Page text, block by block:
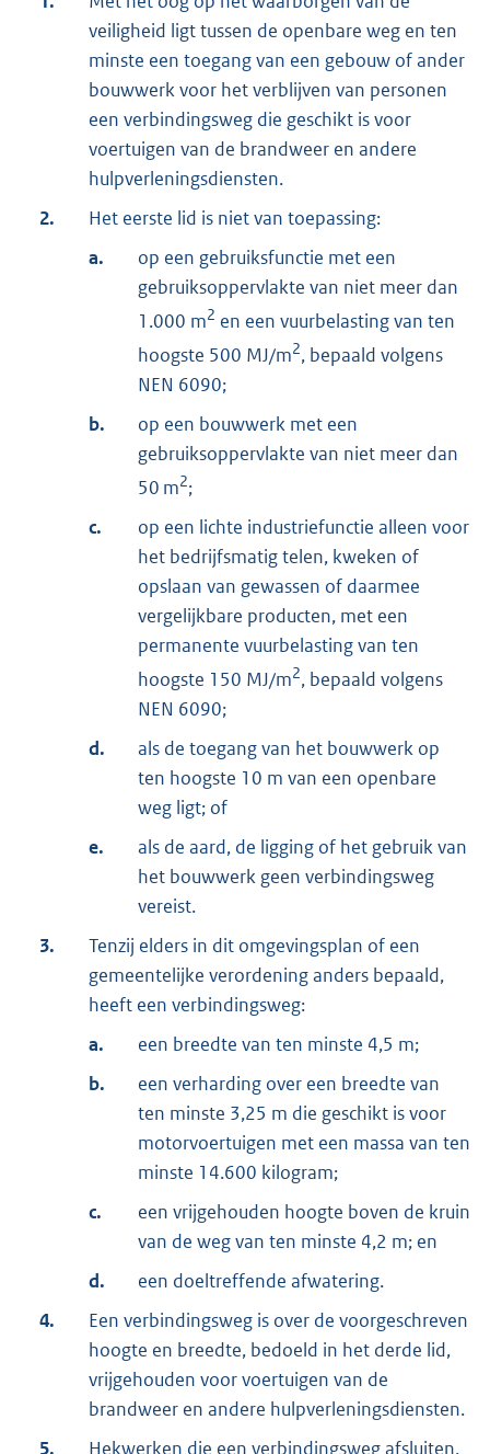
veiligheid ligt tussen de openbare weg en ten
minste een toegang van een gebouw of ander
bouwwerk voor het verblijven van personen
een verbindingsweg die geschikt is voor
voertuigen van de brandweer en andere
hulpverleningsdiensten.
2.
Het eerste lid is niet van toepassing:
a.
op een gebruiksfunctie met een
gebruiksoppervlakte van niet meer dan
1.000 m2 en een vuurbelasting van ten
hoogste 500 MJ/m2, bepaald volgens
NEN 6090;
b.
op een bouwwerk met een
gebruiksoppervlakte van niet meer dan
50 m2;
c.
op een lichte industriefunctie alleen voor
het bedrijfsmatig telen, kweken of
opslaan van gewassen of daarmee
vergelijkbare producten, met een
permanente vuurbelasting van ten
hoogste 150 MJ/m2, bepaald volgens
NEN 6090;
d.
als de toegang van het bouwwerk op
ten hoogste 10 m van een openbare
weg ligt; of
e.
als de aard, de ligging of het gebruik van
het bouwwerk geen verbindingsweg
vereist.
3.
Tenzij elders in dit omgevingsplan of een
gemeentelijke verordening anders bepaald,
heeft een verbindingsweg:
a.
een breedte van ten minste 4,5 m;
b.
een verharding over een breedte van
ten minste 3,25 m die geschikt is voor
motorvoertuigen met een massa van ten
minste 14.600 kilogram;
c.
een vrijgehouden hoogte boven de kruin
van de weg van ten minste 4,2 m; en
d.
een doeltreffende afwatering.
4.
Een verbindingsweg is over de voorgeschreven
hoogte en breedte, bedoeld in het derde lid,
vrijgehouden voor voertuigen van de
brandweer en andere hulpverleningsdiensten.
5.
Hekwerken die een verbindingsweg afsluiten,